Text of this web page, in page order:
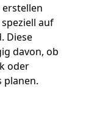
auf
Diese
davon, ob
oder
planen.